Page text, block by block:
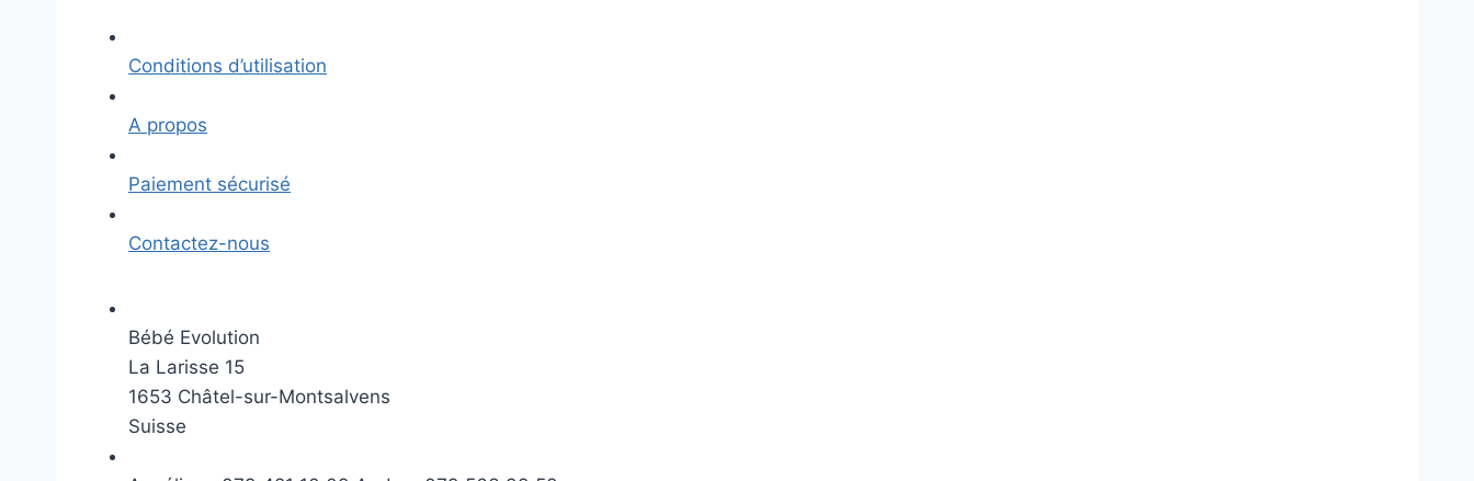
Conditions d’utilisation
A propos
Paiement sécurisé
Contactez-nous
Bébé Evolution
La Larisse 15
1653 Châtel-sur-Montsalvens
Suisse